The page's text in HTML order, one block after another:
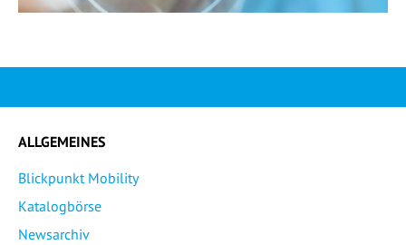
ALLGEMEINES
Blickpunkt Mobility
Katalogbörse
Newsarchiv